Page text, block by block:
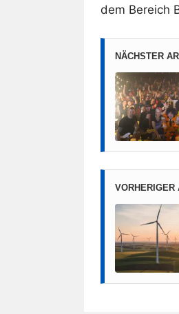
dem Bereich
NÄCHSTER
VORHERIGER